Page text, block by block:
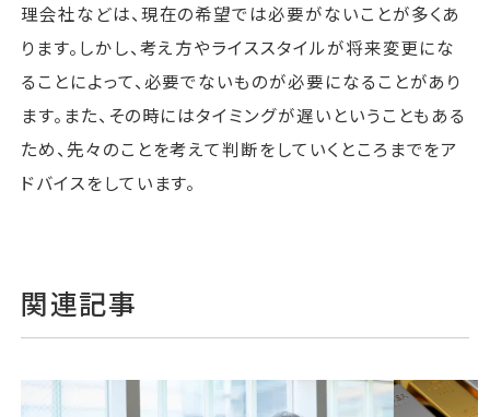
理会社などは、現在の希望では必要がないことが多くあ
ります。しかし、考え方やライススタイルが将来変更にな
ることによって、必要でないものが必要になることがあり
ます。また、その時にはタイミングが遅いということもある
ため、先々のことを考えて判断をしていくところまでをア
ドバイスをしています。
関連記事